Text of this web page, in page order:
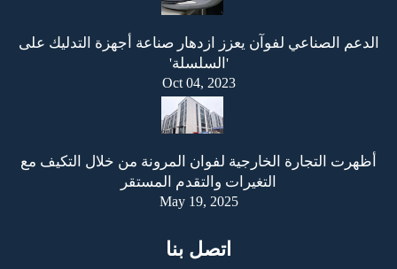
الدعم الصناعي لفوآن يعزز ازدهار صناعة أجهزة التدليك على
'السلسلة'
Oct 04, 2023
أظهرت التجارة الخارجية لفوان المرونة من خلال التكيف مع
التغيرات والتقدم المستقر
May 19, 2025
اتصل بنا